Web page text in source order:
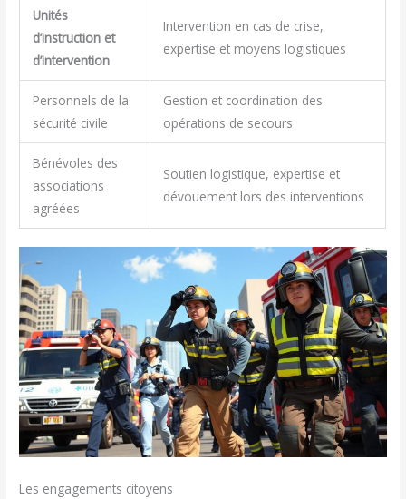
Unités
d’instruction et
d’intervention
Intervention en cas de crise,
expertise et moyens logistiques
Personnels de la
sécurité civile
Gestion et coordination des
opérations de secours
Bénévoles des
associations
agréées
Soutien logistique, expertise et
dévouement lors des interventions
Les engagements citoyens